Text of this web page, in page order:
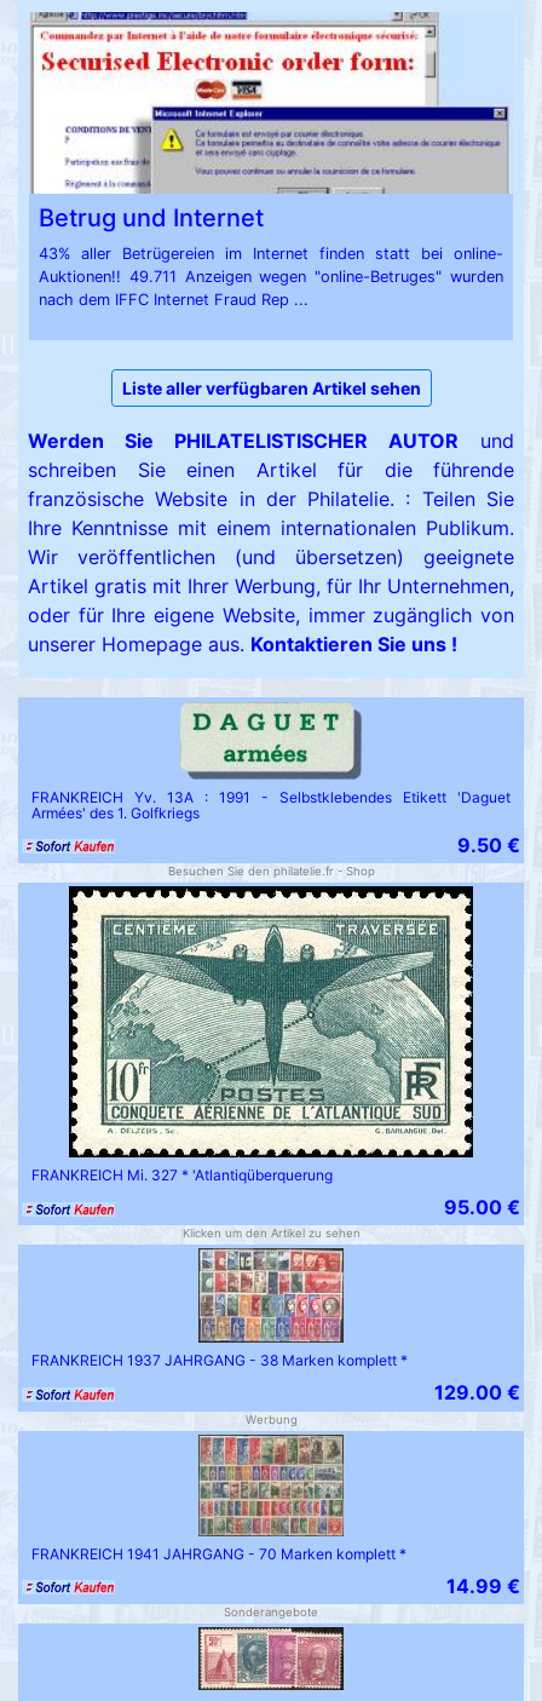
Betrug und Internet
43% aller Betrügereien im Internet finden statt bei online-
Auktionen!! 49.711 Anzeigen wegen "online-Betruges" wurden
nach dem IFFC Internet Fraud Rep ...
Liste aller verfügbaren Artikel sehen
Werden Sie PHILATELISTISCHER AUTOR und
schreiben Sie einen Artikel für die führende
französische Website in der Philatelie. : Teilen Sie
Ihre Kenntnisse mit einem internationalen Publikum.
Wir veröffentlichen (und übersetzen) geeignete
Artikel gratis mit Ihrer Werbung, für Ihr Unternehmen,
oder für Ihre eigene Website, immer zugänglich von
unserer Homepage aus. Kontaktieren Sie uns !
FRANKREICH Yv. 13A : 1991 - Selbstklebendes Etikett 'Daguet
Armées' des 1. Golfkriegs
9.50 €
Besuchen Sie den philatelie.fr - Shop
FRANKREICH Mi. 327 * 'Atlantiqüberquerung
95.00 €
Klicken um den Artikel zu sehen
FRANKREICH 1937 JAHRGANG - 38 Marken komplett *
129.00 €
Werbung
FRANKREICH 1941 JAHRGANG - 70 Marken komplett *
14.99 €
Sonderangebote